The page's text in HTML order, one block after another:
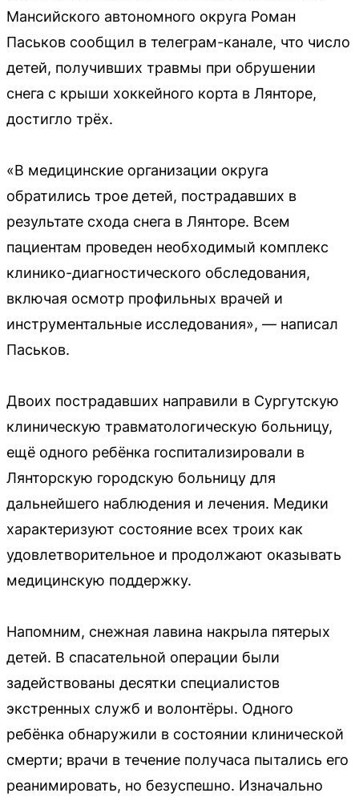
Мансийского автономного округа Роман
Паськов сообщил в телеграм-канале, что число
детей, получивших травмы при обрушении
снега с крыши хоккейного корта в Лянторе,
достигло трёх.
«В медицинские организации округа
обратились трое детей, пострадавших в
результате схода снега в Лянторе. Всем
пациентам проведен необходимый комплекс
клинико-диагностического обследования,
включая осмотр профильных врачей и
инструментальные исследования», — написал
Паськов.
Двоих пострадавших направили в Сургутскую
клиническую травматологическую больницу,
ещё одного ребёнка госпитализировали в
Лянторскую городскую больницу для
дальнейшего наблюдения и лечения. Медики
характеризуют состояние всех троих как
удовлетворительное и продолжают оказывать
медицинскую поддержку.
Напомним, снежная лавина накрыла пятерых
детей. В спасательной операции были
задействованы десятки специалистов
экстренных служб и волонтёры. Одного
ребёнка обнаружили в состоянии клинической
смерти; врачи в течение получаса пытались его
реанимировать, но безуспешно. Изначально